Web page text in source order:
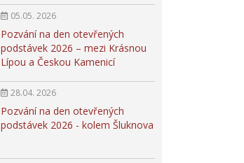
05.05. 2026
Pozvání na den otevřených
podstávek 2026 – mezi Krásnou
Lípou a Českou Kamenicí
28.04. 2026
Pozvání na den otevřených
podstávek 2026 - kolem Šluknova